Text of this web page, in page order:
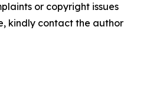
or copyright issues
kindly contact the author